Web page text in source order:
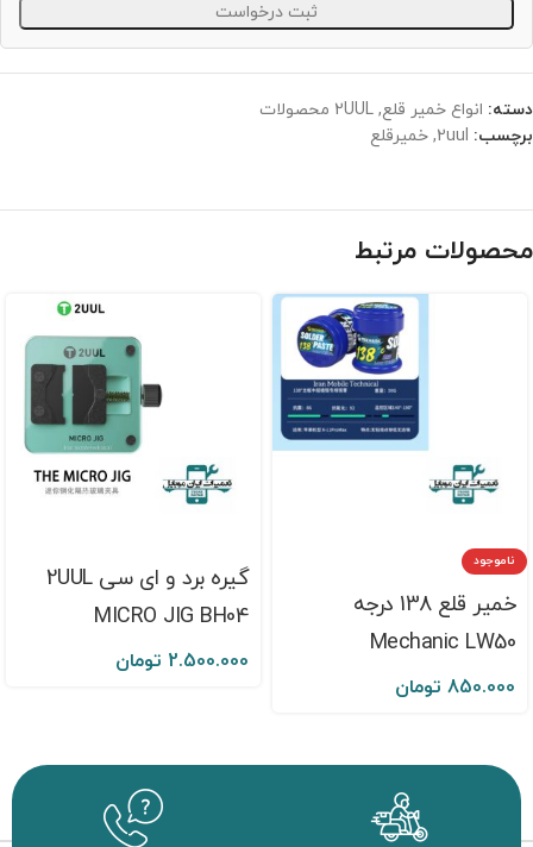
ثبت درخواست
دسته: انواع خمیر قلع, 2UUL محصولات
برچسب: 2uul
, خمیرقلع
محصولات مرتبط
ناموجود
خمیر قلع 138 درجه
Mechanic LW50
850.000 تومان
گیره برد و ای سی 2UUL
MICRO JIG BH04
2.500.000 تومان